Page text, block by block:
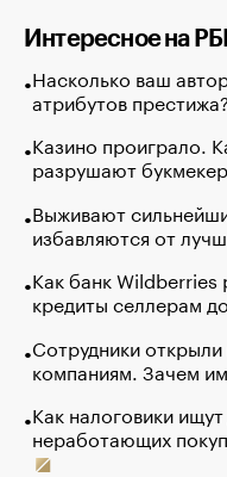
Интересное на
Насколько ваш
атрибутов
Казино проиграло.
разрушают
Выживают
избавляются от
Как банк Wildberries
кредиты селлерам
Сотрудники
компаниям. Зачем
Как налоговики
неработающих